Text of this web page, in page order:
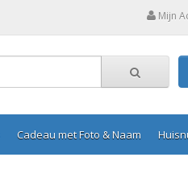
Mijn
Cadeau met Foto & Naam